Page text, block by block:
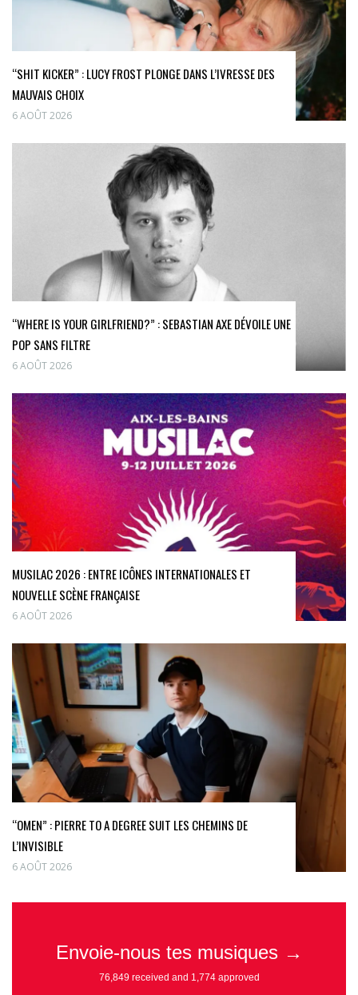
“SHIT KICKER” : LUCY FROST PLONGE DANS L’IVRESSE DES
MAUVAIS CHOIX
6 AOÛT 2026
“WHERE IS YOUR GIRLFRIEND?” : SEBASTIAN AXE DÉVOILE UNE
POP SANS FILTRE
6 AOÛT 2026
MUSILAC 2026 : ENTRE ICÔNES INTERNATIONALES ET
NOUVELLE SCÈNE FRANÇAISE
6 AOÛT 2026
“OMEN” : PIERRE TO A DEGREE SUIT LES CHEMINS DE
L’INVISIBLE
6 AOÛT 2026